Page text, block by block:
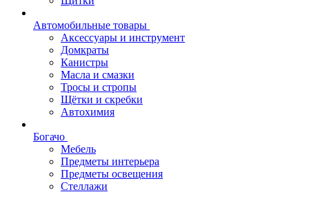
Автомобильные товары
Аксессуары и инструмент
Домкраты
Канистры
Масла и смазки
Тросы и стропы
Щётки и скребки
Автохимия
Богачо
Мебель
Предметы интерьера
Предметы освещения
Стеллажи